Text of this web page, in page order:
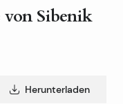
Sibenik
Herunterladen